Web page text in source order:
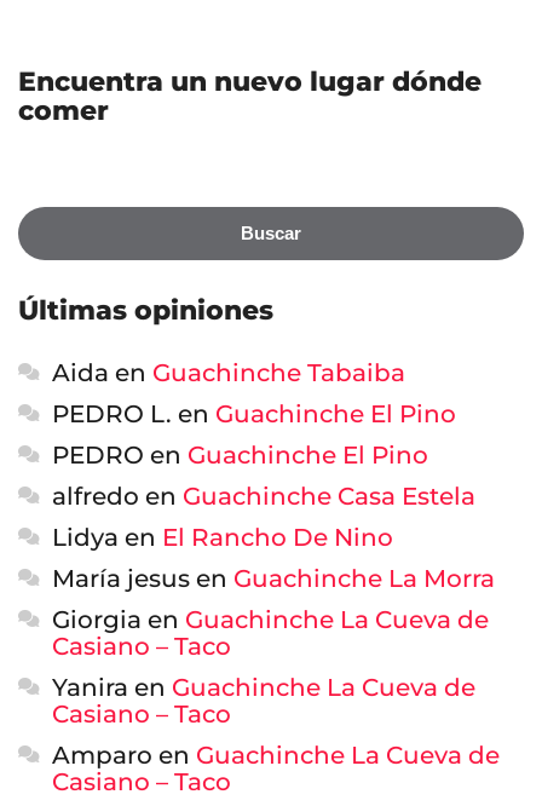
Encuentra un nuevo lugar dónde
comer
Buscar
Últimas opiniones
Aida en Guachinche Tabaiba
PEDRO L. en Guachinche El Pino
PEDRO en Guachinche El Pino
alfredo en Guachinche Casa Estela
Lidya en El Rancho De Nino
María jesus en Guachinche La Morra
Giorgia en Guachinche La Cueva de
Casiano – Taco
Yanira en Guachinche La Cueva de
Casiano – Taco
Amparo en Guachinche La Cueva de
Casiano – Taco